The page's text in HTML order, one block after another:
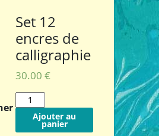
Set 12
encres de
calligraphie
30.00 €
Ajouter au
panier